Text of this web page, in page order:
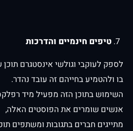
טיפים חינמיים והדרכות
לספק לעוקבי וגולשי אינסטגרם
בו ולהטמיע בחייהם זה עובד נהדר.
השימוש בתוכן הזה מפעיל מיד
אנשים שומרים את הפוסטים האלה,
מתייגים חברים בתגובות ומשתפים